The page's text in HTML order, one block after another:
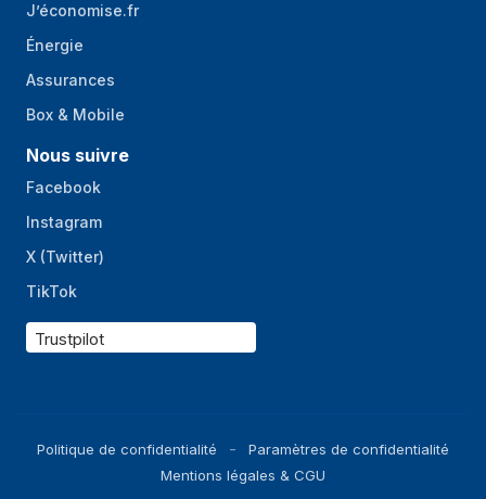
J’économise.fr
Énergie
Assurances
Box & Mobile
Nous suivre
Facebook
Instagram
X (Twitter)
TikTok
Trustpilot
Politique de confidentialité
Paramètres de confidentialité
Mentions légales & CGU